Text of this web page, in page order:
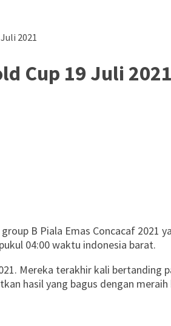
2021
Cup 19 Juli 2021
B Piala Emas Concacaf 2021
04:00 waktu indonesia barat.
Mereka terakhir kali bertanding
hasil yang bagus dengan